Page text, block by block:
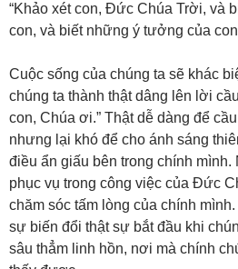
“Khảo xét con, Đức Chúa Trời, và
con, và biết những ý tưởng của
Cuộc sống của chúng ta sẽ khác
chúng ta thành thật dâng lên lời
con, Chúa ơi.” Thật dễ dàng để
nhưng lại khó để cho ánh sáng
điều ẩn giấu bên trong chính
phục vụ trong công việc của Đức
chăm sóc tấm lòng của chính
sự biến đổi thật sự bắt đầu khi
sâu thẳm linh hồn, nơi mà chính